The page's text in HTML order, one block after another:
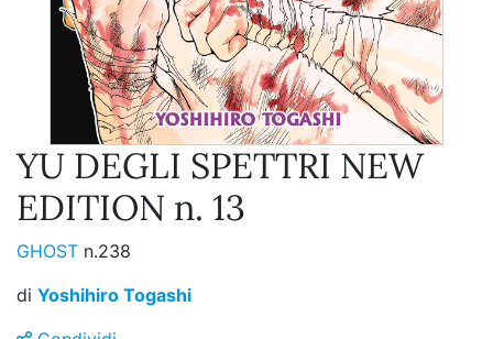
YU DEGLI SPETTRI NEW
EDITION n. 13
GHOST n.238
di Yoshihiro Togashi